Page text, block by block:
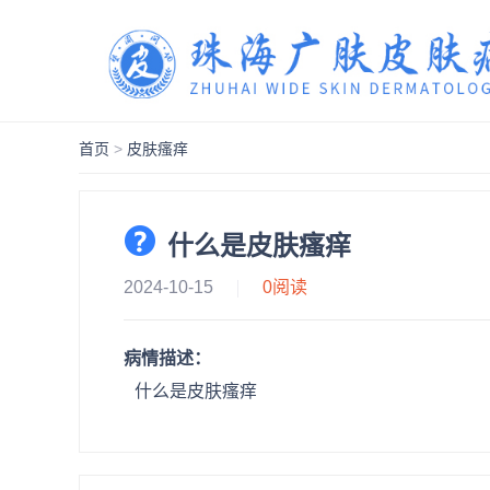
首页 > 皮肤瘙痒
什么是皮肤瘙痒
2024-10-15 0阅读
病情描述：
什么是皮肤瘙痒